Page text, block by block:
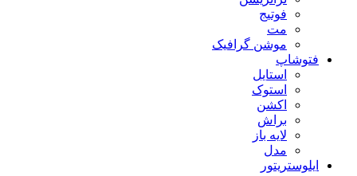
فوتیج
مت
موشن گرافیک
فتوشاپ
استایل
استوک
اکشن
براش
لایه باز
مدل
ایلوستریتور